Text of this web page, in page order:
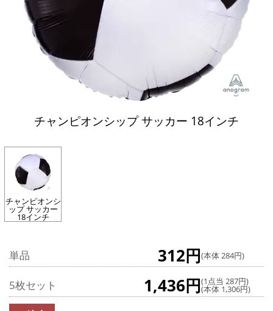
チャンピオンシップ サッカー 18インチ
チャンピオンシ
ップ サッカー
18インチ
単品 312円(本体 284円)
5枚セット 1,436円(1点当 287円)
(本体 1,306円)